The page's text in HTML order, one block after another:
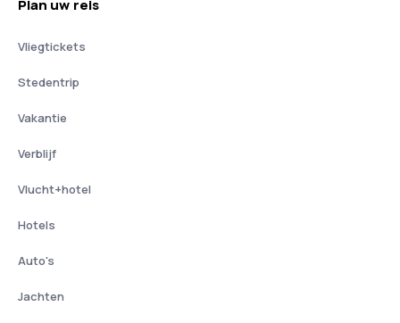
Plan uw reis
Vliegtickets
Stedentrip
Vakantie
Verblijf
Vlucht+hotel
Hotels
Auto's
Jachten